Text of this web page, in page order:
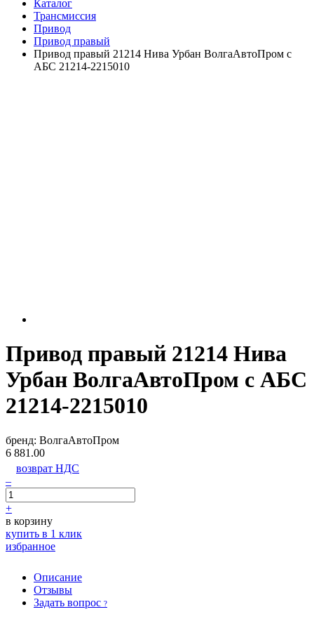
Каталог
Трансмиссия
Привод
Привод правый
Привод правый 21214 Нива Урбан ВолгаАвтоПром с
АБС 21214-2215010
Привод правый 21214 Нива
Урбан ВолгаАвтоПром с АБС
21214-2215010
бренд: ВолгаАвтоПром
6 881.00
возврат НДС
–
+
в корзину
купить в 1 клик
избранное
Описание
Отзывы
Задать вопрос ?